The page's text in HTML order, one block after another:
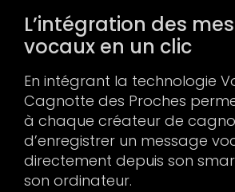
L’intégration des
vocaux en un clic
En intégrant la technologie
Cagnotte des Proches
à chaque créateur de
d’enregistrer un message
directement depuis son
son ordinateur.